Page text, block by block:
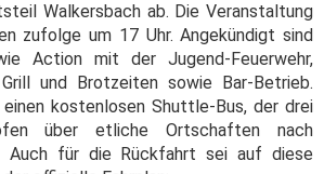
Walkersbach ab. Die Veranstaltung
zufolge um 17 Uhr. Angekündigt sind
Action mit der Jugend-Feuerwehr,
und Brotzeiten sowie Bar-Betrieb.
kostenlosen Shuttle-Bus, der drei
über etliche Ortschaften nach
Auch für die Rückfahrt sei auf diese